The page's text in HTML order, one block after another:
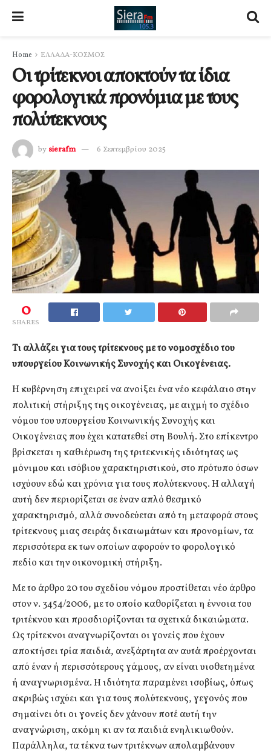
Home ΕΛΛΑΔΑ-ΚΟΣΜΟΣ
Οι τρίτεκνοι αποκτούν τα ίδια
φορολογικά προνόμια με τους
πολύτεκνους
by sierafm 6 Σεπτεμβρίου 2025
0
SHARES
Τι αλλάζει για τους τρίτεκνους με το νομοσχέδιο του
υπουργείου Κοινωνικής Συνοχής και Οικογένειας.
Η κυβέρνηση επιχειρεί να ανοίξει ένα νέο κεφάλαιο στην
πολιτική στήριξης της οικογένειας, με αιχμή το σχέδιο
νόμου του υπουργείου Κοινωνικής Συνοχής και
Οικογένειας που έχει κατατεθεί στη Βουλή. Στο επίκεντρο
βρίσκεται η καθιέρωση της τριτεκνικής ιδιότητας ως
μόνιμου και ισόβιου χαρακτηριστικού, στο πρότυπο όσων
ισχύουν εδώ και χρόνια για τους πολύτεκνους. Η αλλαγή
αυτή δεν περιορίζεται σε έναν απλό θεσμικό
χαρακτηρισμό, αλλά συνοδεύεται από τη μεταφορά στους
τρίτεκνους μιας σειράς δικαιωμάτων και προνομίων, τα
περισσότερα εκ των οποίων αφορούν το φορολογικό
πεδίο και την οικονομική στήριξη.
Με το άρθρο 20 του σχεδίου νόμου προστίθεται νέο άρθρο
στον ν. 3454/2006, με το οποίο καθορίζεται η έννοια του
τριτέκνου και προσδιορίζονται τα σχετικά δικαιώματα.
Ως τρίτεκνοι αναγνωρίζονται οι γονείς που έχουν
αποκτήσει τρία παιδιά, ανεξάρτητα αν αυτά προέρχονται
από έναν ή περισσότερους γάμους, αν είναι υιοθετημένα
ή αναγνωρισμένα. Η ιδιότητα παραμένει ισοβίως, όπως
ακριβώς ισχύει και για τους πολύτεκνους, γεγονός που
σημαίνει ότι οι γονείς δεν χάνουν ποτέ αυτή την
αναγνώριση, ακόμη κι αν τα παιδιά ενηλικιωθούν.
Παράλληλα, τα τέκνα των τριτέκνων απολαμβάνουν